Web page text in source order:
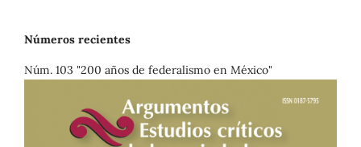
Números recientes
Núm. 103 "200 años de federalismo en México"